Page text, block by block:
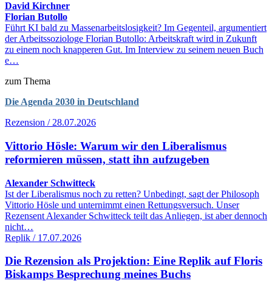
David Kirchner
Florian Butollo
Führt KI bald zu Massenarbeitslosigkeit? Im Gegenteil, argumentiert
der Arbeitssoziologe Florian Butollo: Arbeitskraft wird in Zukunft
zu einem noch knapperen Gut. Im Interview zu seinem neuen Buch
e…
zum Thema
Die Agenda 2030 in Deutschland
Rezension / 28.07.2026
Vittorio Hösle: Warum wir den Liberalismus
reformieren müssen, statt ihn aufzugeben
Alexander Schwitteck
Ist der Liberalismus noch zu retten? Unbedingt, sagt der Philosoph
Vittorio Hösle und unternimmt einen Rettungsversuch. Unser
Rezensent Alexander Schwitteck teilt das Anliegen, ist aber dennoch
nicht…
Replik / 17.07.2026
Die Rezension als Projektion: Eine Replik auf Floris
Biskamps Besprechung meines Buchs